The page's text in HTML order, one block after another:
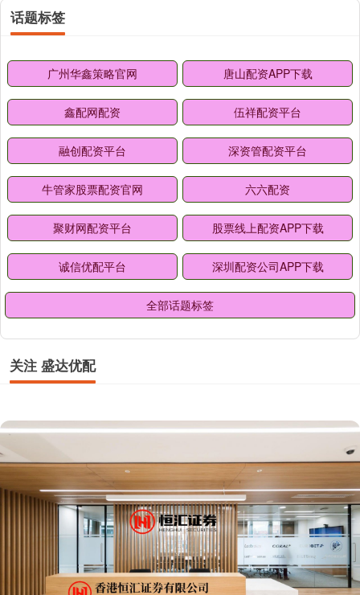
话题标签
广州华鑫策略官网 唐山配资APP下载
鑫配网配资 伍祥配资平台
融创配资平台 深资管配资平台
牛管家股票配资官网 六六配资
聚财网配资平台 股票线上配资APP下载
诚信优配平台 深圳配资公司APP下载
全部话题标签
关注 盛达优配